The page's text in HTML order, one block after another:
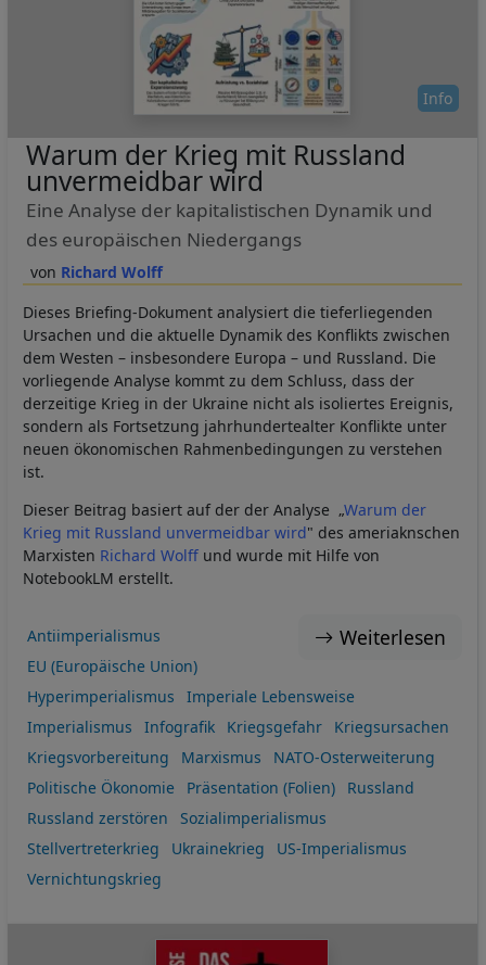
Info
Richard Wolff
Warum der Krieg mit Russland
unvermeidbar wird
Eine Analyse der kapitalistischen Dynamik und
des europäischen Niedergangs
Dieses Briefing-Dokument analysiert die tieferliegenden
Ursachen und die aktuelle Dynamik des Konflikts zwischen
dem Westen – insbesondere Europa – und Russland. Die
vorliegende Analyse kommt zu dem Schluss, dass der
derzeitige Krieg in der Ukraine nicht als isoliertes Ereignis,
sondern als Fortsetzung jahrhundertealter Konflikte unter
neuen ökonomischen Rahmenbedingungen zu verstehen
ist.
Dieser Beitrag basiert auf der der Analyse „Warum der
Krieg mit Russland unvermeidbar wird" des ameriaknschen
Marxisten Richard Wolff und wurde mit Hilfe von
NotebookLM erstellt.
Weiterlesen
Antiimperialismus
EU (Europäische Union)
Hyperimperialismus
Imperiale Lebensweise
Imperialismus
Infografik Kriegsgefahr
Kriegsursachen
Kriegsvorbereitung
Marxismus
NATO-Osterweiterung
Politische Ökonomie
Präsentation (Folien)
Russland
Russland zerstören
Sozialimperialismus
Stellvertreterkrieg
Ukrainekrieg
US-Imperialismus
Vernichtungskrieg